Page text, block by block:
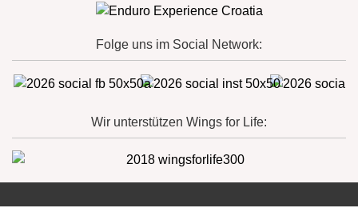
Folge uns im Social Network:
Wir unterstützen Wings for Life: